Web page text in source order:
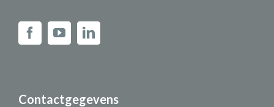
Contactgegevens